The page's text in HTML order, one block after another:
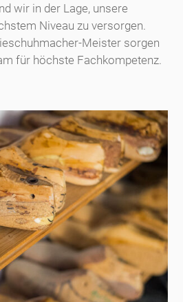
wir in der Lage, unsere
Niveau zu versorgen.
Meister sorgen
für höchste Fachkompetenz.